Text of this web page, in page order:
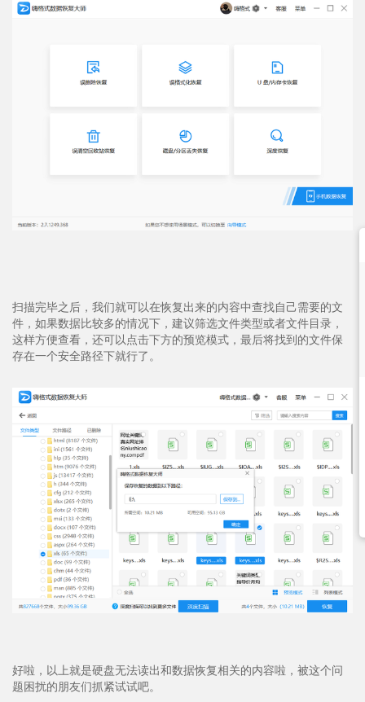
扫描完毕之后，我们就可以在恢复出来的内容中查找自己需要的文
件，如果数据比较多的情况下，建议筛选文件类型或者文件目录，
这样方便查看，还可以点击下方的预览模式，最后将找到的文件保
存在一个安全路径下就行了。
好啦，以上就是硬盘无法读出和数据恢复相关的内容啦，被这个问
题困扰的朋友们抓紧试试吧。